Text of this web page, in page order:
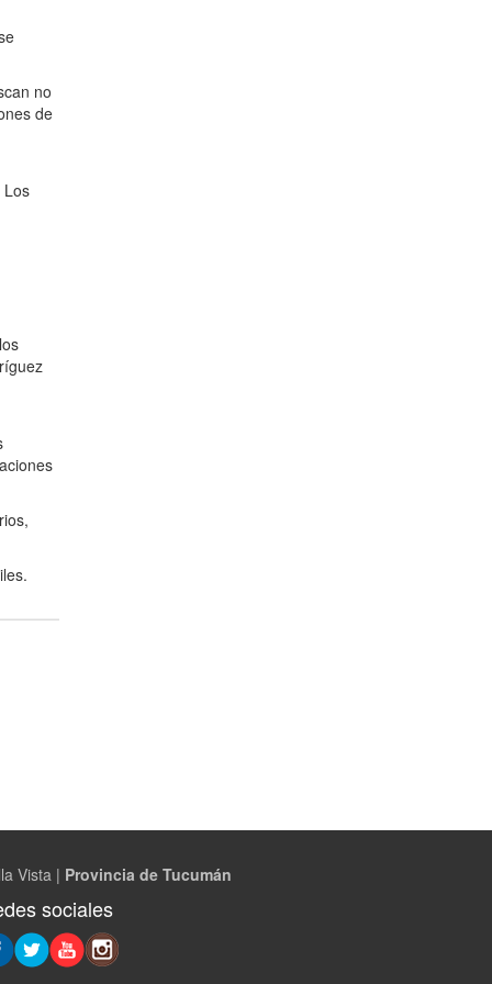
no
de
Los
Vista | Provincia de Tucumán
sociales